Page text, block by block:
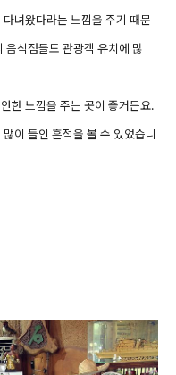
녀왔다라는 느낌을 주기 때문
음식점들도 관광객 유치에 많
한 느낌을 주는 곳이 좋거든요.
이 들인 흔적을 볼 수 있었습니